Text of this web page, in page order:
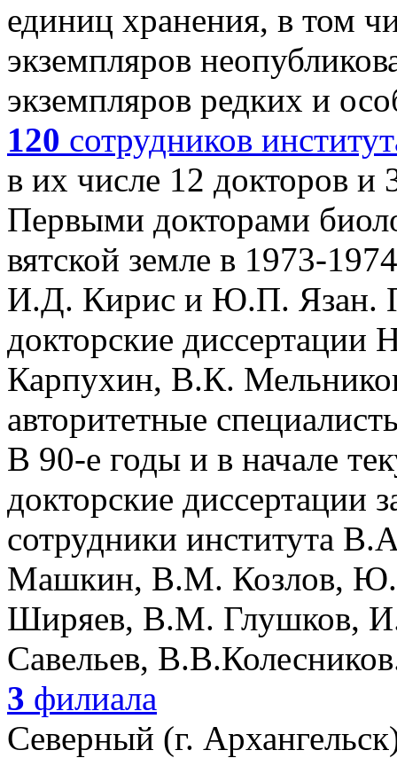
единиц хранения, в том
экземпляров
экземпляров редких и
120 сотрудников
в их числе 12 докторов и
Первыми докторами
вятской земле в 1973-
И.Д. Кирис и Ю.П. Язан.
докторские
Карпухин, В.К.
авторитетные
В 90-е годы и в начале
докторские диссертации
сотрудники института
Машкин, В.М. Козлов,
Ширяев, В.М. Глушков,
Савельев,
3 филиала
Северный (г.